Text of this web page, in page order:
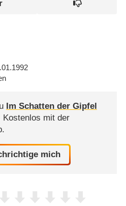
Im Schatten der Gipfel
Kostenlos mit der
mich